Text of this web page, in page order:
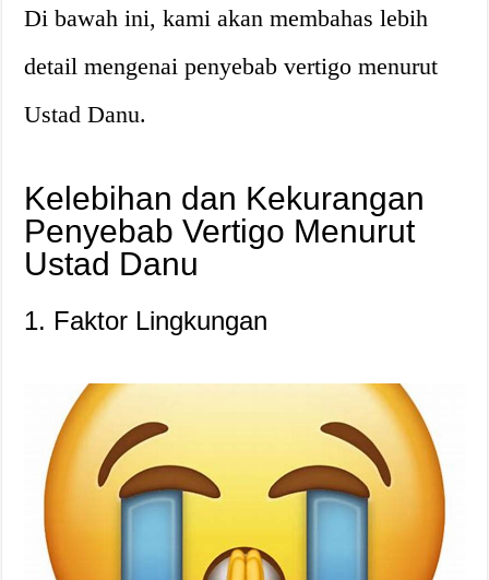
Di bawah ini, kami akan membahas lebih
detail mengenai penyebab vertigo menurut
Ustad Danu.
Kelebihan dan Kekurangan
Penyebab Vertigo Menurut
Ustad Danu
1. Faktor Lingkungan